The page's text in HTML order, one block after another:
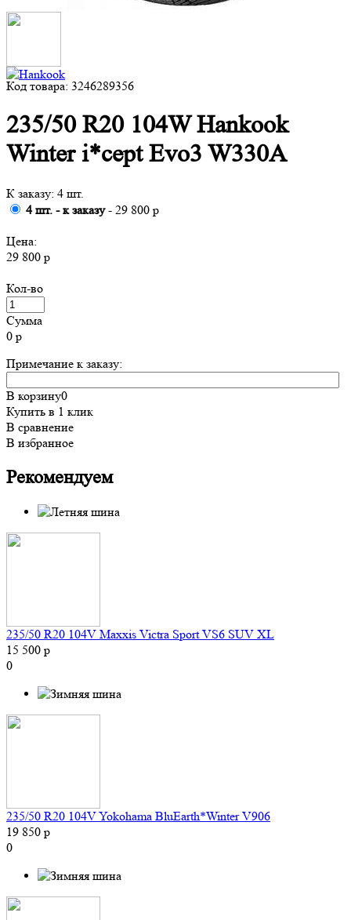
Код товара: 3246289356
235/50 R20 104W Hankook
Winter i*cept Evo3 W330A
К заказу: 4 шт.
4 шт. - к заказу- 29 800 р
Цена:
29 800 р
Кол-во
Сумма
0 р
Примечание к заказу:
В корзину0
Купить в 1 клик
В сравнение
В избранное
Рекомендуем
235/50 R20 104V Maxxis Victra Sport VS6 SUV XL
15 500 р
0
235/50 R20 104V Yokohama BluEarth*Winter V906
19 850 р
0